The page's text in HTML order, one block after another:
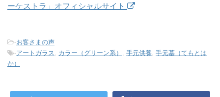
ーケストラ」オフィシャルサイト
-お客さまの声
-アートガラス カラー（グリーン系） 手元供養 手元墓（てもとは
か）